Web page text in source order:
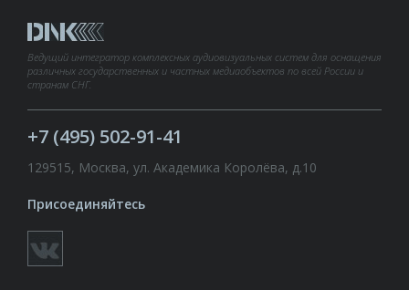
Ведущий интегратор комплексных аудиовизуальных систем для оснащения
различных государственных и частных медиаобъектов по всей России и
странам СНГ.
+7 (495) 502-91-41
129515, Москва, ул. Академика Королёва, д.10
Присоединяйтесь